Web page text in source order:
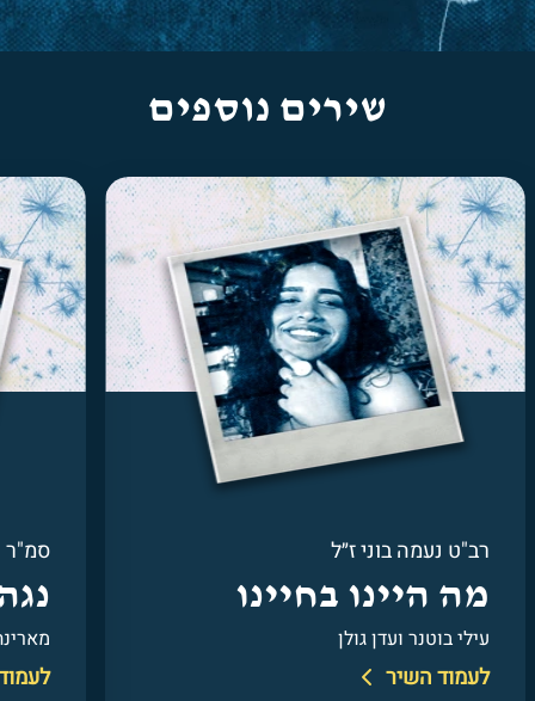
שירים נוספים
סמ"ר שחר פרידמן ז״ל
נגה
מארינה מקסימיליאן
לעמוד השיר
סמל
עד
ריטה